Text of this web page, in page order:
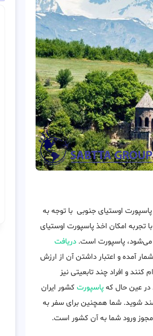
اوستیای جنوبی با توجه به
امکان اخذ پاسپورت اوستیای
می‌شود، پاسپورت است. دریافت
آمده و اعتبار داشتن آن از ارزش
و افراد چند تابعیتی نیز
در عین حال کهپاسپورت کشور ایران
مند شوید. شما همچنین برای سفر به
مجوز ورود شما به آن کشور است.